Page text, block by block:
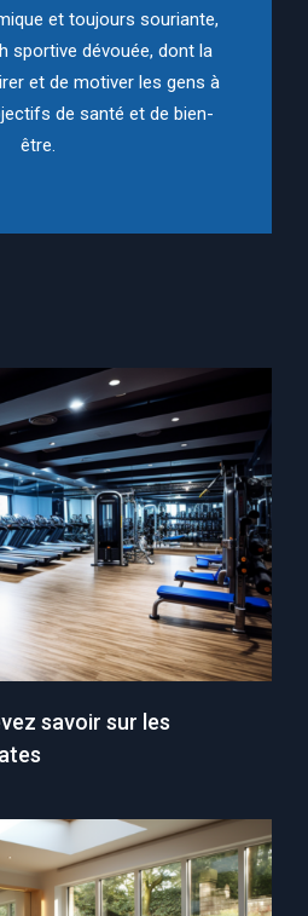
et toujours souriante,
sportive dévouée, dont la
et de motiver les gens à
de santé et de bien-
être.
savoir sur les